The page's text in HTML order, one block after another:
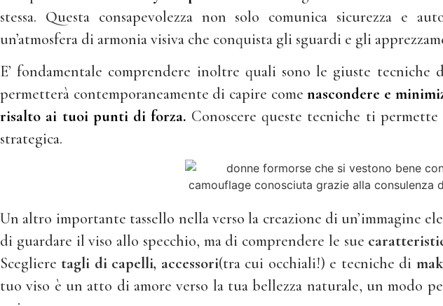
stessa. Questa consapevolezza non solo comunica sicurezza e
un’atmosfera di armonia visiva che conquista gli sguardi e gli
E’ fondamentale comprendere inoltre quali sono le giuste tecniche
permetterà contemporaneamente di capire come nascondere e
risalto ai tuoi punti di forza. Conoscere queste tecniche ti
strategica.
Un altro importante tassello nella verso la creazione di un’immagine
di guardare il viso allo specchio, ma di comprendere le sue
Scegliere tagli di capelli, accessori(tra cui occhiali!) e tecniche di
tuo viso è un atto di amore verso la tua bellezza naturale, un modo